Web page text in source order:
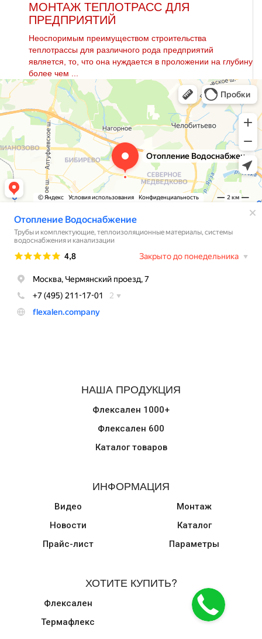
МОНТАЖ ТЕПЛОТРАСС ДЛЯ
ПРЕДПРИЯТИЙ
Неоспоримым преимуществом строительства
тeплoтpaссы для различного рода предприятий
является, то, что она нуждается в проложении на глубину
более чем ...
НАША ПРОДУКЦИЯ
Флексален 1000+
Флексален 600
Каталог товаров
ИНФОРМАЦИЯ
Видео
Новости
Прайс-лист
Монтаж
Каталог
Параметры
ХОТИТЕ КУПИТЬ?
Флексален
Термафлекс